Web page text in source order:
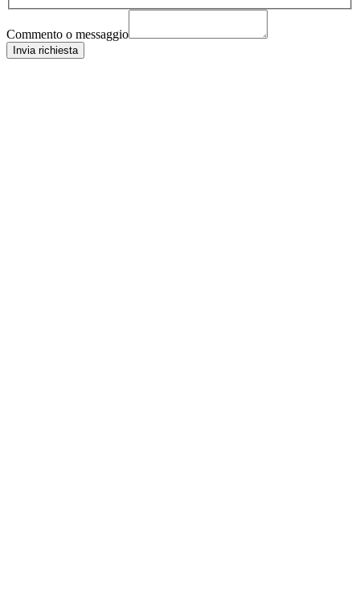
Commento o messaggio
Invia richiesta